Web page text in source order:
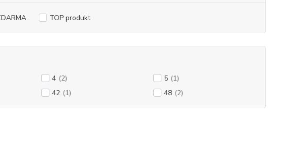
TOP produkt
4 (2) 5 (1)
42 (1) 48 (2)